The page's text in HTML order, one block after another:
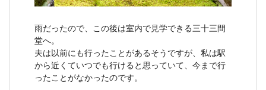
雨だったので、この後は室内で見学できる三十三間
堂へ。
夫は以前にも行ったことがあるそうですが、私は駅
から近くていつでも行けると思っていて、今まで行
ったことがなかったのです。